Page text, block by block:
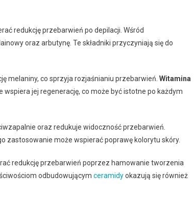
redukcję przebarwień po depilacji. Wśród
oraz arbutynę. Te składniki przyczyniają się do
melaniny, co sprzyja rozjaśnianiu przebarwień. Witamina
jej regenerację, co może być istotne po każdym
oraz redukuje widoczność przebarwień.
zastosowanie może wspierać poprawę kolorytu skóry.
redukcję przebarwień poprzez hamowanie tworzenia
odbudowującym ceramidyokazują się również